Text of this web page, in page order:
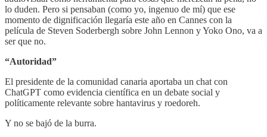
lo duden. Pero si pensaban (como yo, ingenuo de mí) que ese
momento de dignificación llegaría este año en Cannes con la
película de Steven Soderbergh sobre John Lennon y Yoko Ono, va a
ser que no.
“Autoridad”
El presidente de la comunidad canaria aportaba un chat con
ChatGPT como evidencia científica en un debate social y
políticamente relevante sobre hantavirus y roedoreh.
Y no se bajó de la burra.